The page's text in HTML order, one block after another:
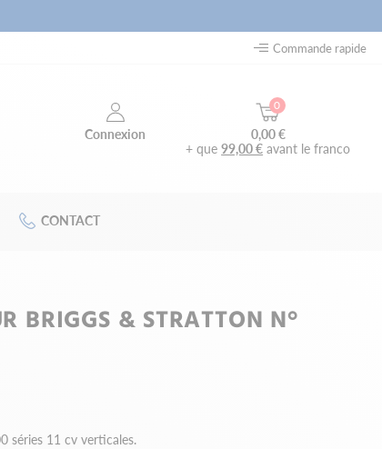
Commande rapide
Connexion
0
0,00 €
+ que99,00 € avant le franco
CONTACT
BRIGGS & STRATTON N°
séries 11 cv verticales.